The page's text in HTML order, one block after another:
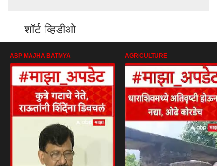
शॉर्ट व्हिडीओ
ABP MAJHA BATMYA AGRICULTURE